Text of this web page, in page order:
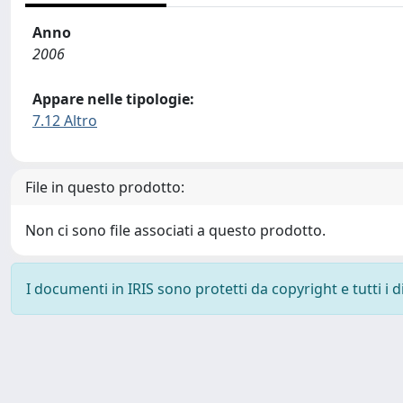
Anno
2006
Appare nelle tipologie:
7.12 Altro
File in questo prodotto:
Non ci sono file associati a questo prodotto.
I documenti in IRIS sono protetti da copyright e tutti i